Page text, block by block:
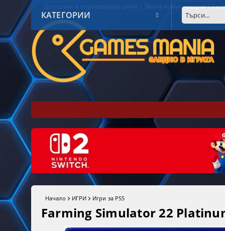
Достъпни и справедливи цени | Лесна комуникация |
КАТЕГОРИИ
Начало ИГРИ Игри за PS5
Farming Simulator 22